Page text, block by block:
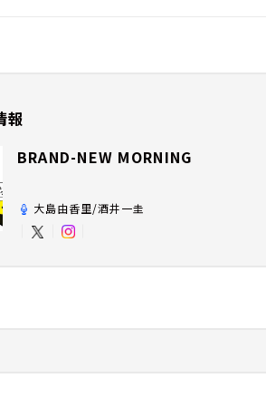
報
BRAND-NEW MORNING
大島由香里/酒井一圭